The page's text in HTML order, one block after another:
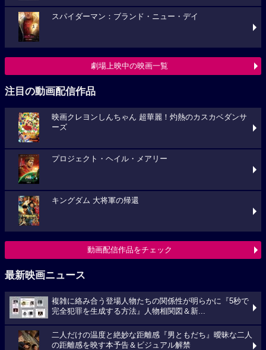
スパイダーマン：ブランド・ニュー・デイ
劇場上映中の映画一覧
注目の動画配信作品
映画クレヨンしんちゃん 超華麗！灼熱のカスカベダンサ
ーズ
プロジェクト・ヘイル・メアリー
キングダム 大将軍の帰還
動画配信作品をチェック
最新映画ニュース
複雑に絡み合う登場人物たちの関係性が明らかに『5秒で
完全犯罪を生成する方法』人物相関図＆新...
二人だけの温度と絶妙な距離感『男ともだち』曖昧な二人
の距離感を映す本予告＆ビジュアル解禁